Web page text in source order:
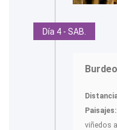
Día 4 - SAB.
Paisajes:
viñedos